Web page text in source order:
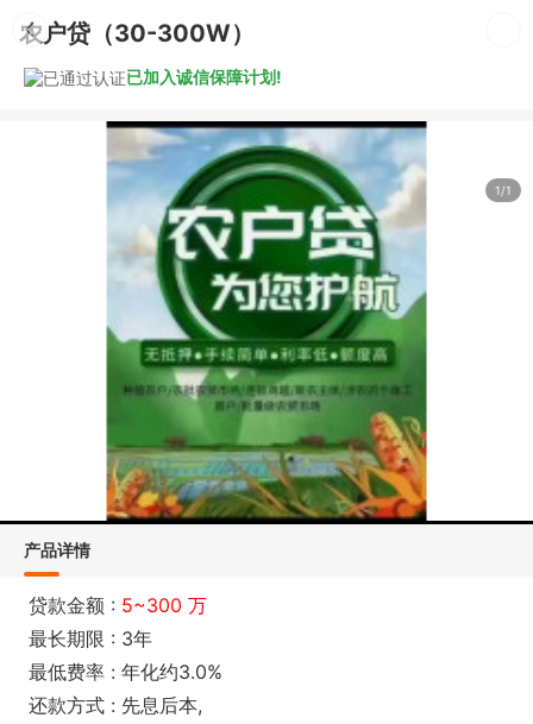
农户贷（30-300W）
已加入诚信保障计划!
1/1
产品详情
贷款金额 : 5~300 万
最长期限 : 3年
最低费率 : 年化约3.0%
还款方式 : 先息后本,